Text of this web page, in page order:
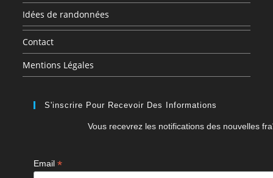
Idées de randonnées
Contact
Mentions Légales
S'inscrire Pour Recevoir Des Informations
Vous recevrez les notifications des nouvelles
Email*